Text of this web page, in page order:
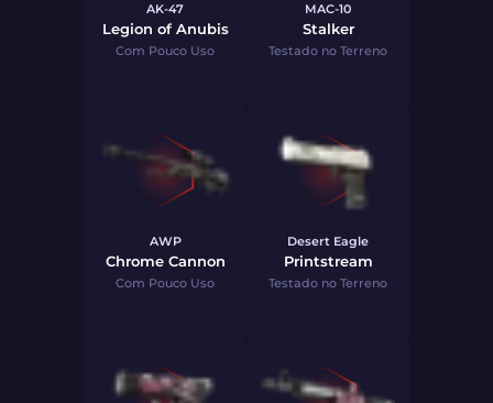
AK-47
Legion of Anubis
Com Pouco Uso
MAC-10
Stalker
Testado no Terreno
AWP
Chrome Cannon
Com Pouco Uso
Desert Eagle
Printstream
Testado no Terreno